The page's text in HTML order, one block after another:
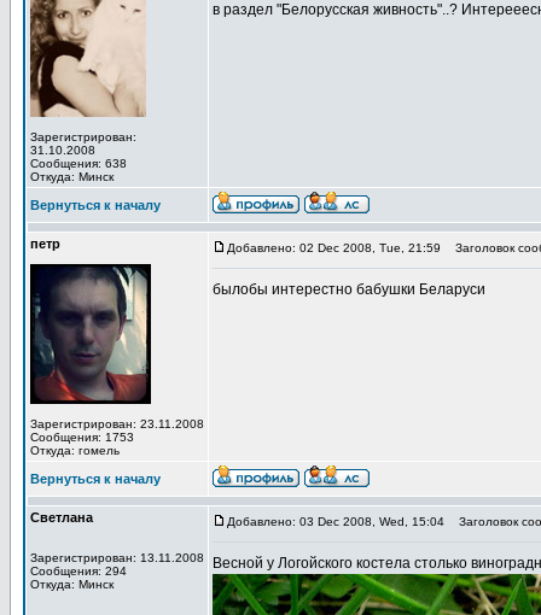
Зарегистрирован:
31.10.2008
Сообщения: 638
Откуда: Минск
в раздел "Белорусская живность"..?
Вернуться к началу
петр
Зарегистрирован: 23.11.2008
Сообщения: 1753
Откуда: гомель
Добавлено: 02 Dec 2008, Tue, 21:59 Заголовок
былобы интерестно бабушки Беларуси
Вернуться к началу
Светлана
Зарегистрирован: 13.11.2008
Сообщения: 294
Откуда: Минск
Добавлено: 03 Dec 2008, Wed, 15:04 Заголовок
Весной у Логойского костела столько